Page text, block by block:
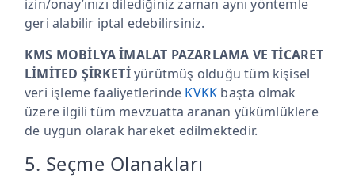
izin/onay’ınızı dilediğiniz zaman aynı yöntemle
geri alabilir iptal edebilirsiniz.
KMS MOBİLYA İMALAT PAZARLAMA VE TİCARET
LİMİTED ŞİRKETİyürütmüş olduğu tüm kişisel
veri işleme faaliyetlerinde KVKK başta olmak
üzere ilgili tüm mevzuatta aranan yükümlüklere
de uygun olarak hareket edilmektedir.
5. Seçme Olanakları